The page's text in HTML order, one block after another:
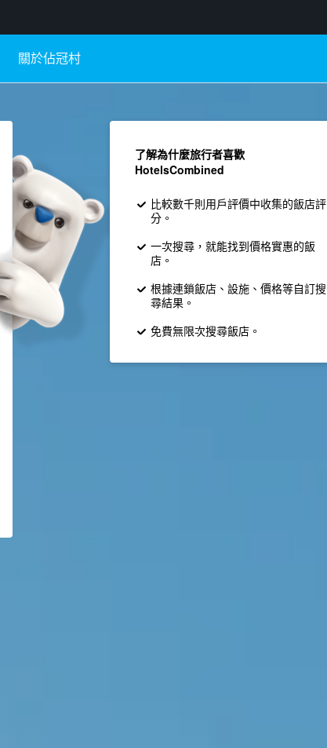
關於佔冠村
了解為什麼旅行者喜歡
HotelsCombined
比較數千則用戶評價中收集的飯店評
分。
一次搜尋，就能找到價格實惠的飯
店。
根據連鎖飯店、設施、價格等自訂搜
尋結果。
免費無限次搜尋飯店。